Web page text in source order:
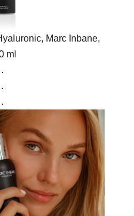
Marc Inbane,
ml
.
.
.